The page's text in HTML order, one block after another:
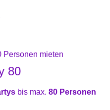
80
bis max. 80 Personen